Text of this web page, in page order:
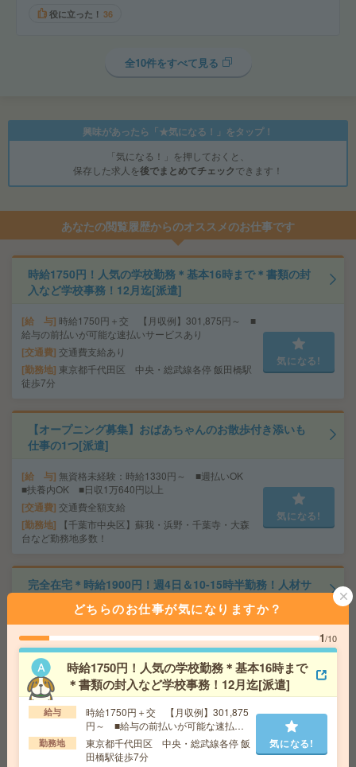
役に立った！ 36
全10件をすべて見る
興味があったら「★気になる！」をタップ！
「気になる！」を押しておくと、
保存した求人を後でまとめてチェックできます！
あなたの閲覧履歴からのオススメのお仕事です
時給1750円！人気の学校勤務＊基本16時まで＊書類の封
入など学校事務！12月迄[派遣]
給 与 時給1750円＋交 【月収例】301,875円～ ■
給与の前払いが可能な速払いサービスあり
交通費 交通費支給あり
勤務地 東京都千代田区 中央・総武線各停 飯田橋駅
徒歩7分
気になる!
【オープニング募集】おばあちゃんのお散歩付き添いも
仕事の1つ[派遣]
給 与 無資格未経験：時給1330円～ ■週払いOK
■扶養内OK ■日収1万640円以上
交通費 交通費全額支給
勤務地
【千葉市中央区】蘇我・浜野・千葉寺・大森
台など勤務地多数！
気になる!
完全在宅＊時給1900円！週4日＆10-15時半勤務！人材サ
ービス企業で営業事務[派遣]
可能な速払いサービスあり
交通費 交通費支給あり
勤務地
東京都千代田区 東京メトロ有楽町線 麹町駅
徒歩1分、東京メトロ半蔵門線 半蔵門駅徒歩5分
気になる!
《時間相談OK！》時給1500円！長期！書類仕分けやデー
タ入力など[派遣]
どちらのお仕事が気になりますか？
1/10
時給1750円！人気の学校勤務＊基本16時まで
＊書類の封入など学校事務！12月迄[派遣]
給与
時給1750円＋交 【月収例】301,875
円～ ■給与の前払いが可能な速払い
サービスあり
勤務地
東京都千代田区 中央・総武線各停 飯
田橋駅徒歩7分
気になる!